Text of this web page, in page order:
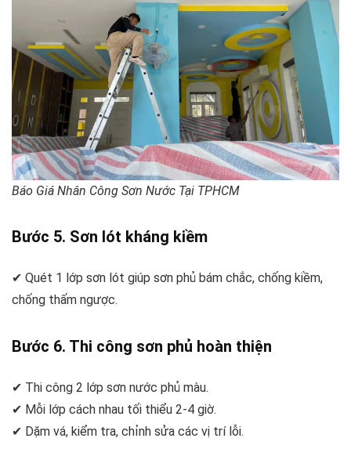
Báo Giá Nhân Công Sơn Nước Tại TPHCM
Bước 5. Sơn lót kháng kiềm
✔ Quét 1 lớp sơn lót giúp sơn phủ bám chắc, chống kiềm,
chống thấm ngược.
Bước 6. Thi công sơn phủ hoàn thiện
✔ Thi công 2 lớp sơn nước phủ màu.
✔ Mỗi lớp cách nhau tối thiểu 2-4 giờ.
✔ Dặm vá, kiểm tra, chỉnh sửa các vị trí lỗi.